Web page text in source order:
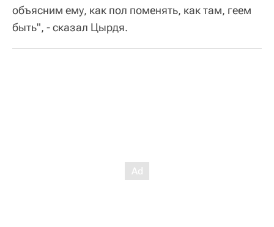
объясним ему, как пол поменять, как там, геем
быть", - сказал Цырдя.